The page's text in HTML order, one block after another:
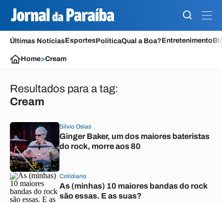
Últimas NotíciasEsportesPolíticaQual a Boa?Entretenimento
Home>Cream
Resultados para a tag:
Cream
Silvio Osias
Ginger Baker, um dos maiores bateristas
do rock, morre aos 80
Cotidiano
As (minhas) 10 maiores bandas do rock
são essas. E as suas?